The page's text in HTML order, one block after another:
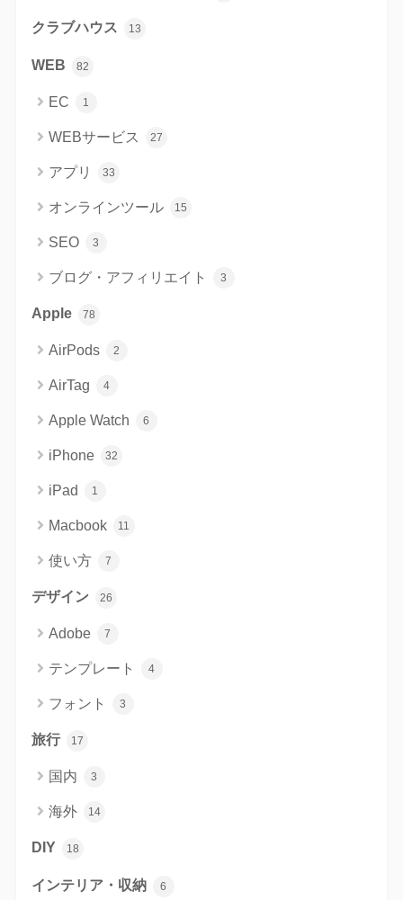
クラブハウス 13
WEB 82
EC 1
WEBサービス 27
アプリ 33
オンラインツール 15
SEO 3
ブログ・アフィリエイト 3
Apple 78
AirPods 2
AirTag 4
Apple Watch 6
iPhone 32
iPad 1
Macbook 11
使い方 7
デザイン 26
Adobe 7
テンプレート 4
フォント 3
旅行 17
国内 3
海外 14
DIY 18
インテリア・収納 6